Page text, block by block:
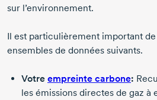
sur l’environnement.
Il est particulièrement important
ensembles de données suivants.
Votre empreinte carbone:
les émissions directes de gaz à